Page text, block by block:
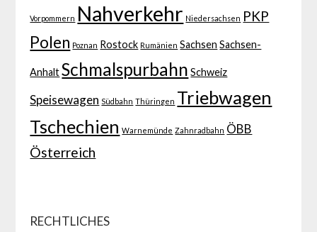
Vorpommern Nahverkehr Niedersachsen PKP
Polen Poznan Rostock Rumänien Sachsen Sachsen-
Anhalt Schmalspurbahn Schweiz
Speisewagen Südbahn Thüringen Triebwagen
Tschechien Warnemünde Zahnradbahn ÖBB
Österreich
RECHTLICHES